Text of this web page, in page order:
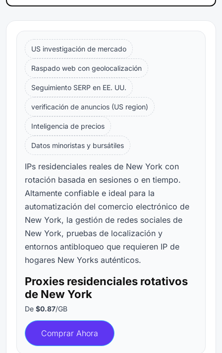
US investigación de mercado
Raspado web con geolocalización
Seguimiento SERP en EE. UU.
verificación de anuncios (US region)
Inteligencia de precios
Datos minoristas y bursátiles
IPs residenciales reales de New York con
rotación basada en sesiones o en tiempo.
Altamente confiable e ideal para la
automatización del comercio electrónico de
New York, la gestión de redes sociales de
New York, pruebas de localización y
entornos antibloqueo que requieren IP de
hogares New Yorks auténticos.
Proxies residenciales rotativos
de New York
De $0.87/GB
Comprar Ahora